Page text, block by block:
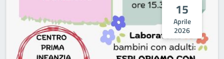
15
Aprile
2026